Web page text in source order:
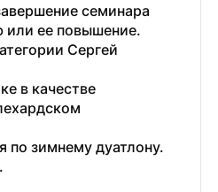
семинара
или ее повышение.
Сергей
в качестве
по зимнему дуатлону.
.